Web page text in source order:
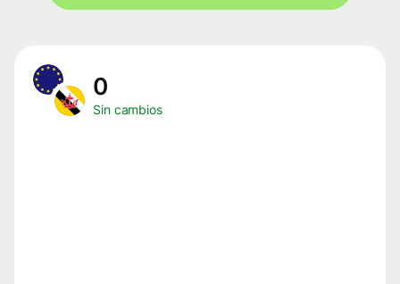
0
Sin cambios